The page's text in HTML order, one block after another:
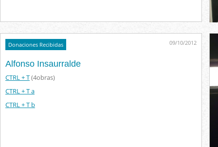
Donaciones Recibidas 09/10/2012
Alfonso Insaurralde
CTRL + T(4obras)
CTRL + T a
CTRL + T b